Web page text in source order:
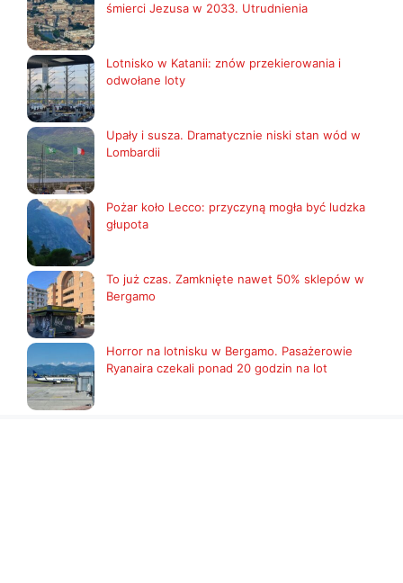
śmierci Jezusa w 2033. Utrudnienia
Lotnisko w Katanii: znów przekierowania i
odwołane loty
Upały i susza. Dramatycznie niski stan wód w
Lombardii
Pożar koło Lecco: przyczyną mogła być ludzka
głupota
To już czas. Zamknięte nawet 50% sklepów w
Bergamo
Horror na lotnisku w Bergamo. Pasażerowie
Ryanaira czekali ponad 20 godzin na lot